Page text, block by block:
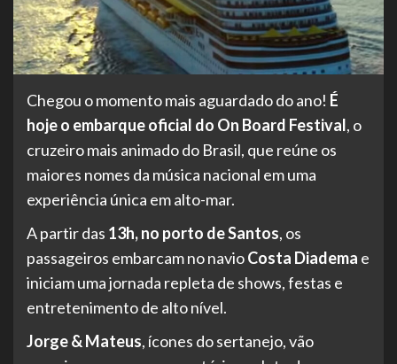
Chegou o momento mais aguardado do ano! É
hoje o embarque oficial do On Board Festival, o
cruzeiro mais animado do Brasil, que reúne os
maiores nomes da música nacional em uma
experiência única em alto-mar.
A partir das 13h, no porto de Santos, os
passageiros embarcam no navioCosta Diadema e
iniciam uma jornada repleta de shows, festas e
entretenimento de alto nível.
Jorge & Mateus, ícones do sertanejo, vão